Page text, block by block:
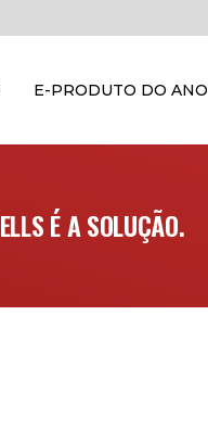
E-PRODUTO DO ANO
É A SOLUÇÃO.